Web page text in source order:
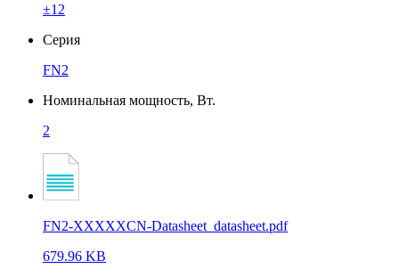
±12
Серия
FN2
Номинальная мощность, Вт.
2
FN2-XXXXXCN-Datasheet_datasheet.pdf
679.96 KB